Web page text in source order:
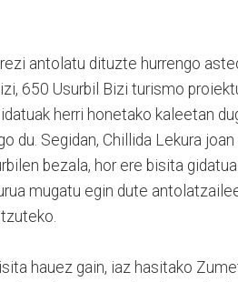
antolatu dituzte hurrengo
650 Usurbil Bizi turismo
herri honetako kaleetan
du. Segidan, Chillida Lekura
bezala, hor ere bisita
mugatu egin dute
hauez gain, iaz hasitako